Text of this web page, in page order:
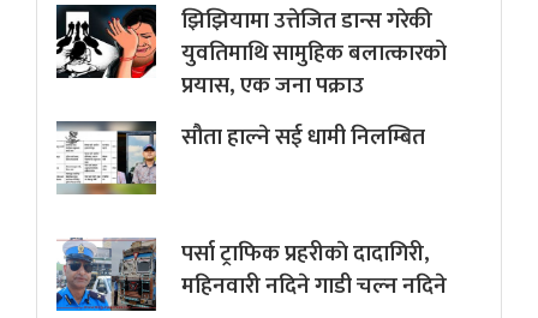
झिझियामा उत्तेजित डान्स गरेकी
युवतिमाथि सामुहिक बलात्कारको
प्रयास, एक जना पक्राउ
सौता हाल्ने सई धामी निलम्बित
पर्सा ट्राफिक प्रहरीकाे दादागिरी,
महिनवारी नदिने गाडी चल्न नदिने